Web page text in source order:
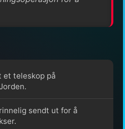
et teleskop på
sendt ut for å